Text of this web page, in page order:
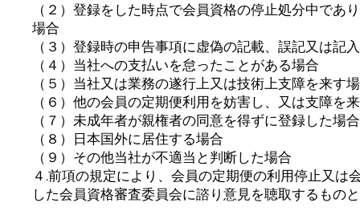
（２）登録をした時点で会員資格の停止処分中で
場合
（３）登録時の申告事項に虚偽の記載、誤記又は記
（４）当社への支払いを怠ったことがある場合
（５）当社又は業務の遂行上又は技術上支障を来す
（６）他の会員の定期便利用を妨害し、又は支障を
（７）未成年者が親権者の同意を得ずに登録した場合
（８）日本国外に居住する場合
（９）その他当社が不適当と判断した場合
４.前項の規定により、会員の定期便の利用停止又
した会員資格審査委員会に諮り意見を聴取するもの